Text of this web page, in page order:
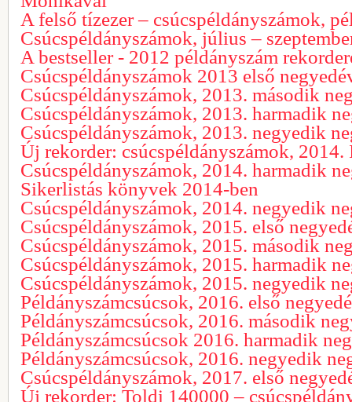
A felső tízezer – csúcspéldányszámok,
Csúcspéldányszámok, július –
A bestseller - 2012 példányszám
Csúcspéldányszámok 2013 első
Csúcspéldányszámok, 2013. második
Csúcspéldányszámok, 2013. harmadik
Csúcspéldányszámok, 2013. negyedik
Új rekorder: csúcspéldányszámok, 2014.
Csúcspéldányszámok, 2014. harmadik
Sikerlistás könyvek 2014-ben
Csúcspéldányszámok, 2014. negyedik
Csúcspéldányszámok, 2015. első
Csúcspéldányszámok, 2015. második
Csúcspéldányszámok, 2015. harmadik
Csúcspéldányszámok, 2015. negyedik
Példányszámcsúcsok, 2016. első
Példányszámcsúcsok, 2016. második
Példányszámcsúcsok 2016. harmadik
Példányszámcsúcsok, 2016. negyedik
Csúcspéldányszámok, 2017. első
Új rekorder: Toldi 140000 –